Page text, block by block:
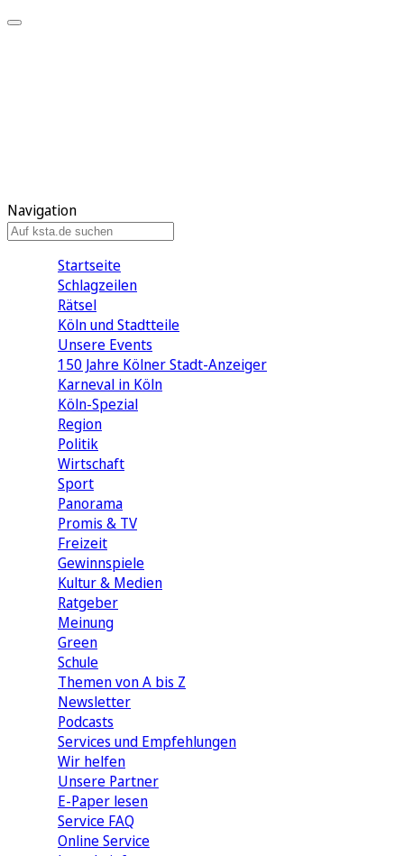
Navigation
Startseite
Schlagzeilen
Rätsel
Köln und Stadtteile
Unsere Events
150 Jahre Kölner Stadt-Anzeiger
Karneval in Köln
Köln-Spezial
Region
Politik
Wirtschaft
Sport
Panorama
Promis & TV
Freizeit
Gewinnspiele
Kultur & Medien
Ratgeber
Meinung
Green
Schule
Themen von A bis Z
Newsletter
Podcasts
Services und Empfehlungen
Wir helfen
Unsere Partner
E-Paper lesen
Service FAQ
Online Service